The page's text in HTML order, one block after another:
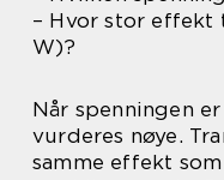
– Hvor stor effekt
W)?
Når spenningen
vurderes nøye.
samme effekt